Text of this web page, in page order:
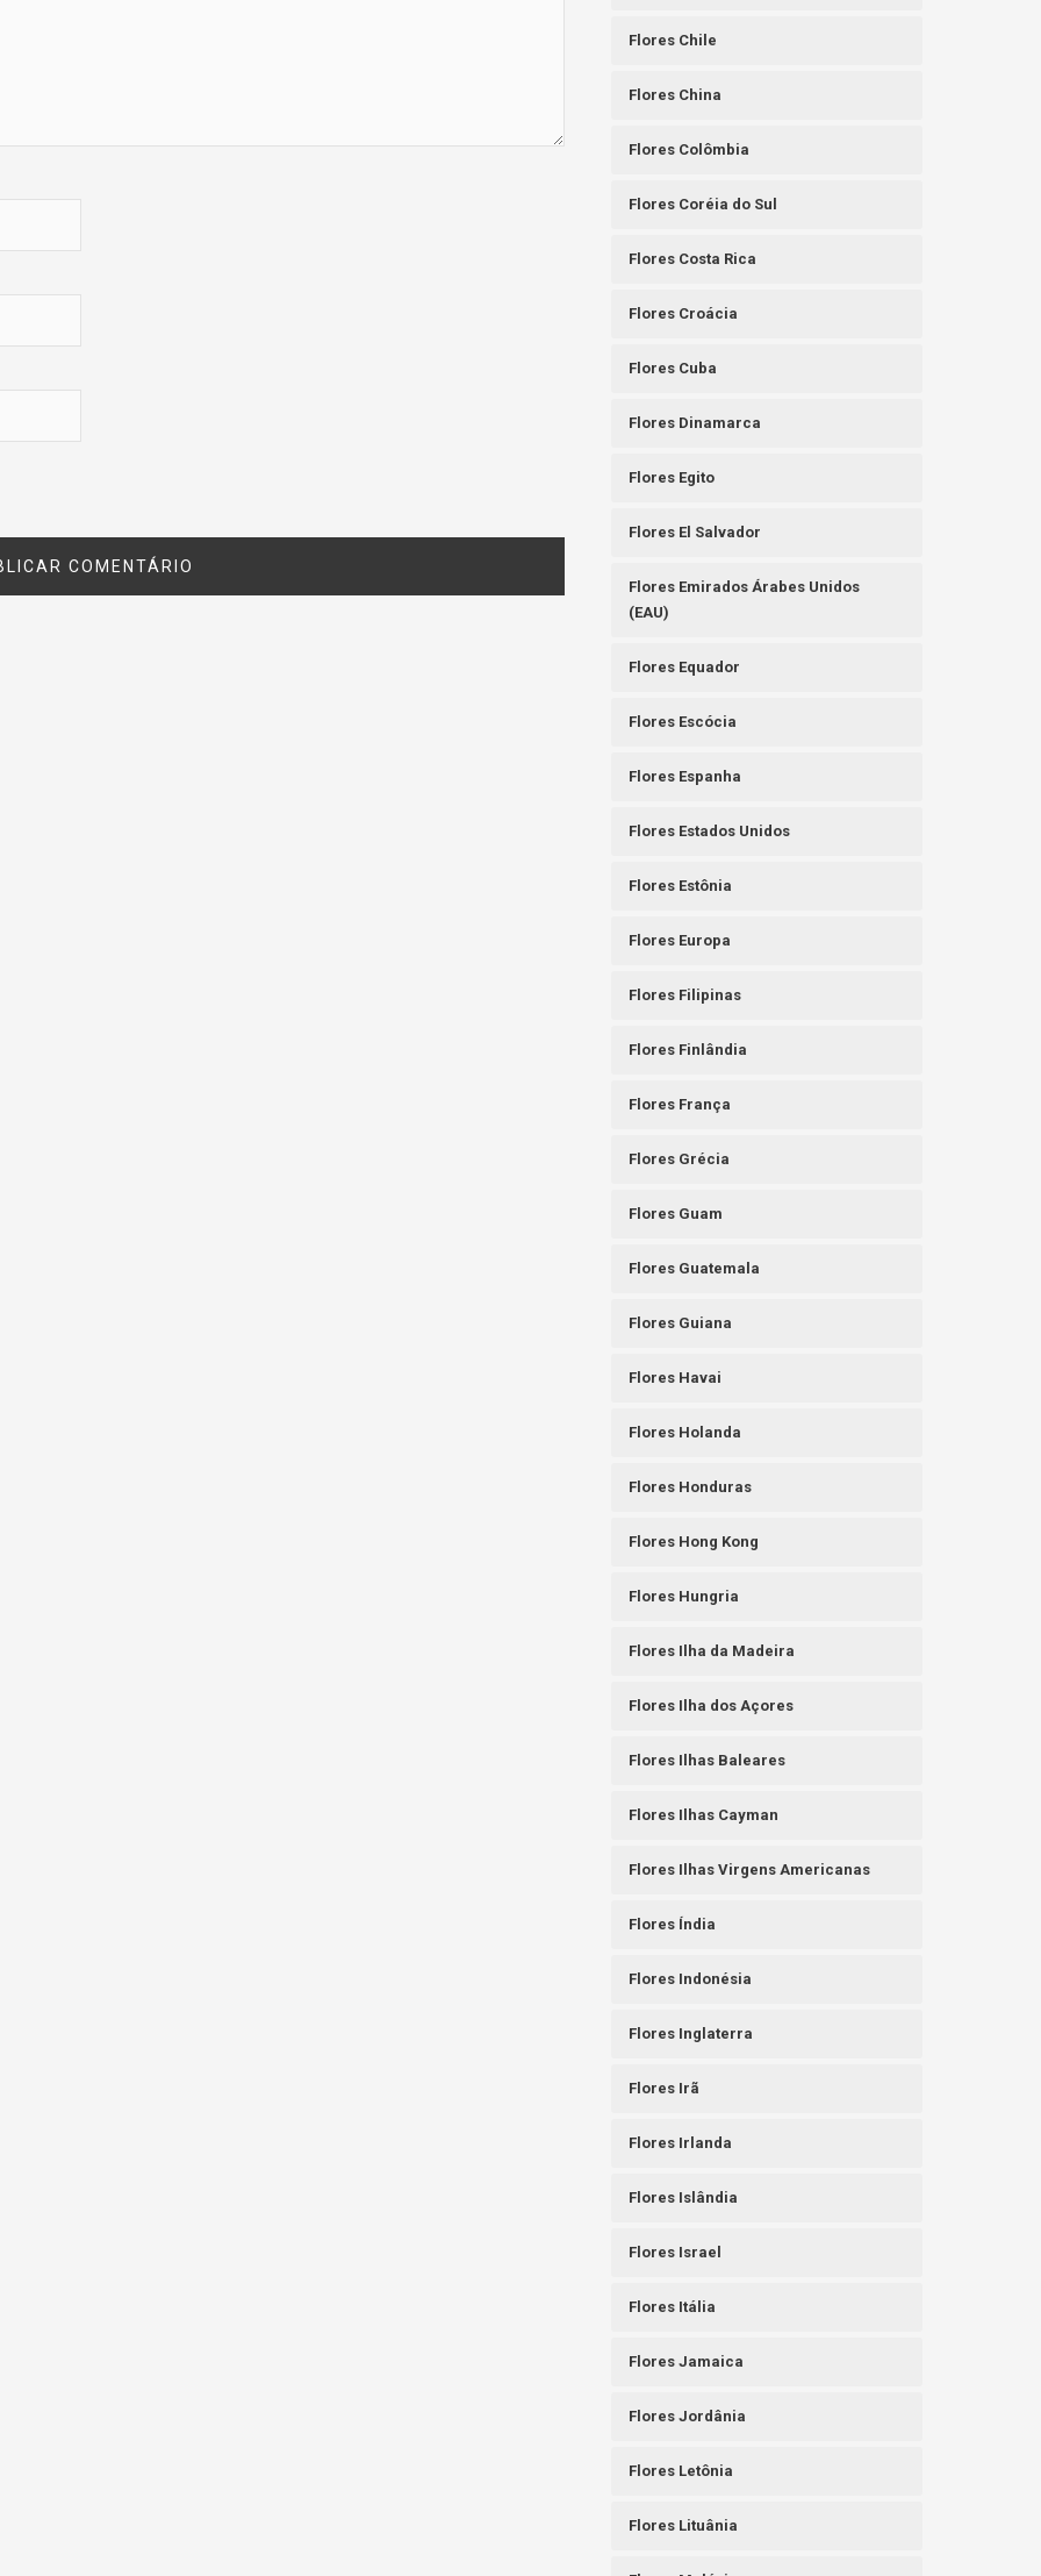
Flores Chile
Flores China
Flores Colômbia
Flores Coréia do Sul
Flores Costa Rica
Flores Croácia
Flores Cuba
Flores Dinamarca
Flores Egito
Flores El Salvador
Flores Emirados Árabes Unidos
(EAU)
Flores Equador
Flores Escócia
Flores Espanha
Flores Estados Unidos
Flores Estônia
Flores Europa
Flores Filipinas
Flores Finlândia
Flores França
Flores Grécia
Flores Guam
Flores Guatemala
Flores Guiana
Flores Havai
Flores Holanda
Flores Honduras
Flores Hong Kong
Flores Hungria
Flores Ilha da Madeira
Flores Ilha dos Açores
Flores Ilhas Baleares
Flores Ilhas Cayman
Flores Ilhas Virgens Americanas
Flores Índia
Flores Indonésia
Flores Inglaterra
Flores Irã
Flores Irlanda
Flores Islândia
Flores Israel
Flores Itália
Flores Jamaica
Flores Jordânia
Flores Letônia
Flores Lituânia